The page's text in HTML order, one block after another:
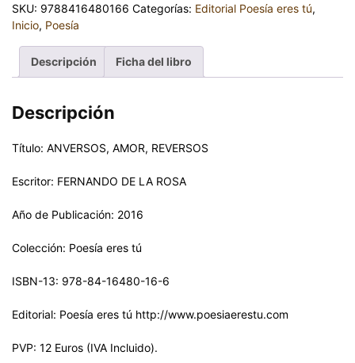
SKU: 9788416480166 Categorías: Editorial Poesía eres tú,
Inicio, Poesía
Descripción Ficha del libro
Descripción
Título: ANVERSOS, AMOR, REVERSOS
Escritor: FERNANDO DE LA ROSA
Año de Publicación: 2016
Colección: Poesía eres tú
ISBN-13: 978-84-16480-16-6
Editorial: Poesía eres tú http://www.poesiaerestu.com
PVP: 12 Euros (IVA Incluido).